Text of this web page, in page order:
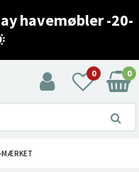
havemøbler -20-
0 0
MÆRKET